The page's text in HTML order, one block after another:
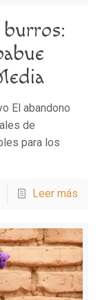
El abandono
de
para los
Leer más